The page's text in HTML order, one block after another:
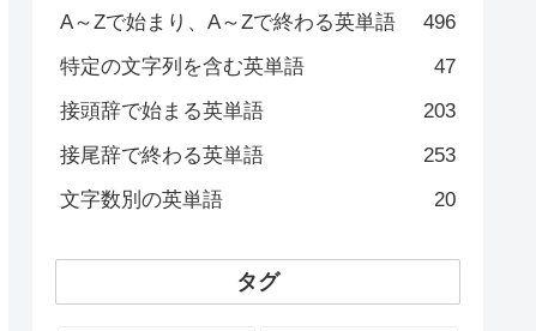
A～Zで始まり、A～Zで終わる英単語
496
特定の文字列を含む英単語
47
接頭辞で始まる英単語
203
接尾辞で終わる英単語
253
文字数別の英単語
20
タグ